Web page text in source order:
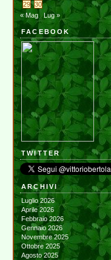
29
30
« Mag
Lug »
FACEBOOK
TWITTER
ARCHIVI
Luglio 2026
Aprile 2026
Febbraio 2026
Gennaio 2026
Novembre 2025
Ottobre 2025
Agosto 2025